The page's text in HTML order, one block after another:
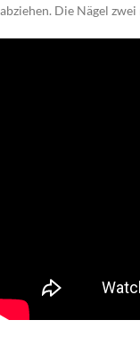
abziehen. Die Nägel